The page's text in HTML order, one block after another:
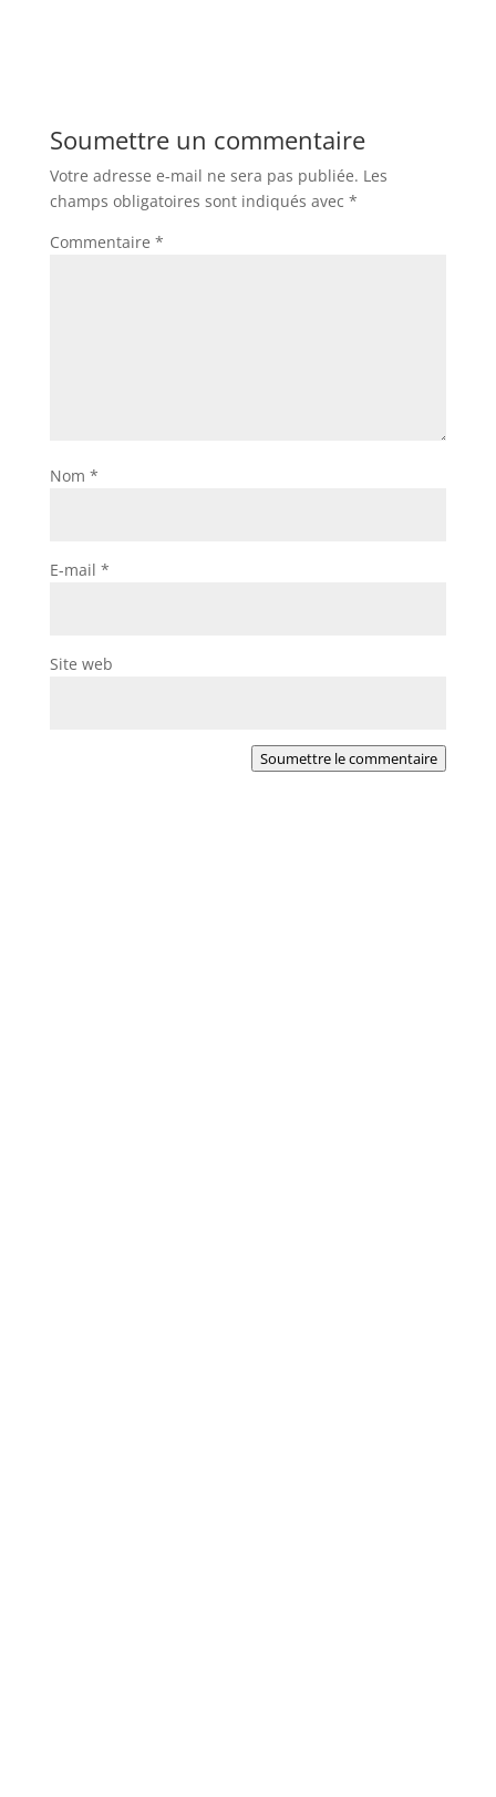
Soumettre un commentaire
Votre adresse e-mail ne sera pas publiée. Les
champs obligatoires sont indiqués avec *
Commentaire *
Nom *
E-mail *
Site web
Soumettre le commentaire